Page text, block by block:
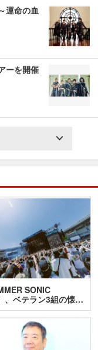
運命の血
ーを開催
SONIC
、ベテラン3組の懐…